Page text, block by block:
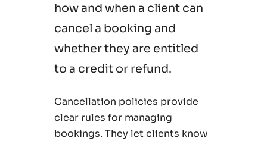
how and when a client can
cancel a booking and
whether they are entitled
to a credit or refund.
Cancellation policies provide
clear rules for managing
bookings. They let clients know